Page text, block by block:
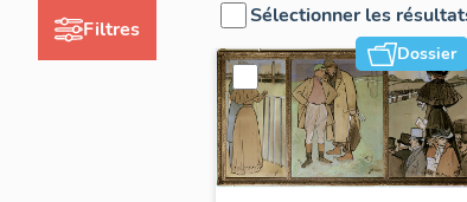
Filtres
Sélectionner les
Dossier